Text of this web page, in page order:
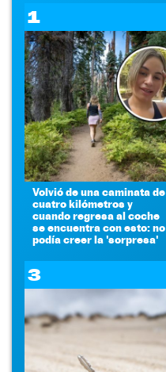
1
Volvió de una caminata de
cuatro kilómetros y
cuando regresa al coche
se encuentra con esto: no
podía creer la 'sorpresa'
3